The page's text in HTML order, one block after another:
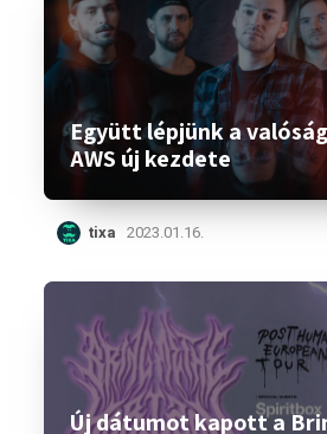
Együtt lépjünk a
AWS új kezdete
tixa 2023.01.16.
Új dátumot kapott a